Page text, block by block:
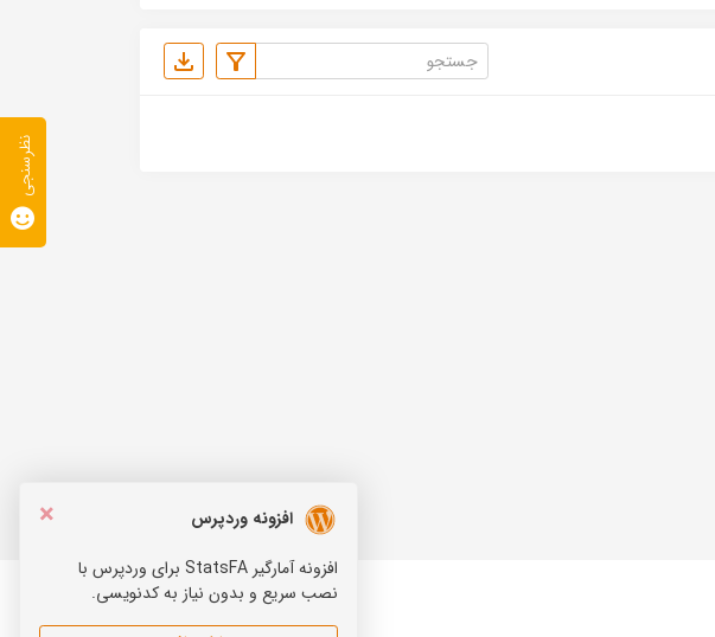
×
افزونه وردپرس
افزونه آمارگیر StatsFA برای وردپرس با
نصب سریع و بدون نیاز به کدنویسی.
نظرسنجی